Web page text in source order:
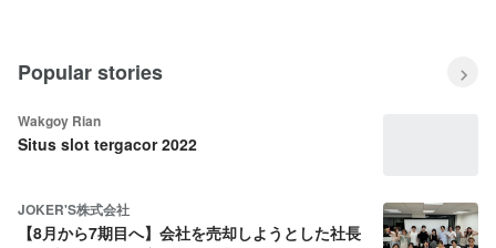
Popular stories
Wakgoy Rian
Situs slot tergacor 2022
JOKER'S株式会社
【8月から7期目へ】会社を売却しようとした社長